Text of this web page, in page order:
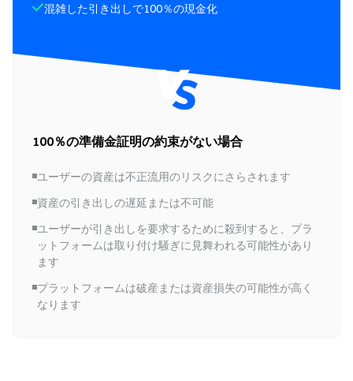
混雑した引き出しで100％の現金化
100％の準備金証明の約束がない場合
ユーザーの資産は不正流用のリスクにさらされます
資産の引き出しの遅延または不可能
ユーザーが引き出しを要求するために殺到すると、プラ
ットフォームは取り付け騒ぎに見舞われる可能性があり
ます
プラットフォームは破産または資産損失の可能性が高く
なります